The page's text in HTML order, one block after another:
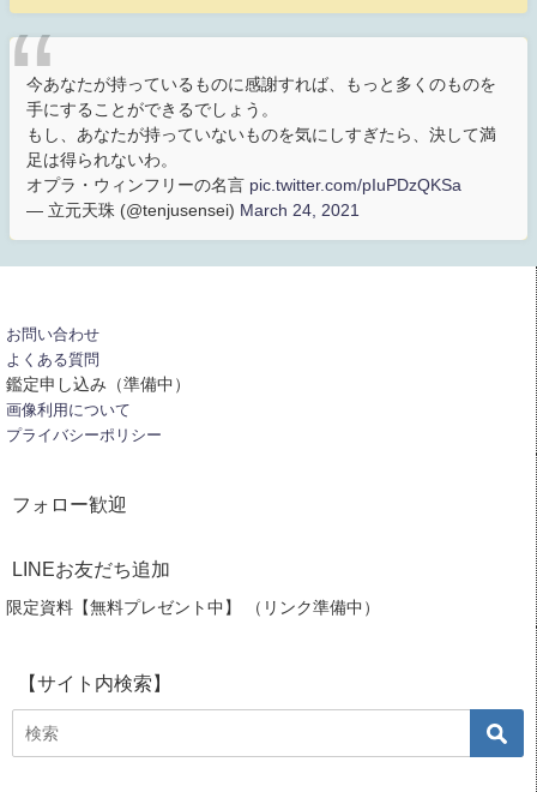
今あなたが持っているものに感謝すれば、もっと多くのものを
手にすることができるでしょう。
もし、あなたが持っていないものを気にしすぎたら、決して満
足は得られないわ。
オプラ・ウィンフリーの名言 pic.twitter.com/pIuPDzQKSa
— 立元天珠 (@tenjusensei) March 24, 2021
お問い合わせ
よくある質問
鑑定申し込み（準備中）
画像利用について
プライバシーポリシー
フォロー歓迎
LINEお友だち追加
限定資料【無料プレゼント中】 （リンク準備中）
【サイト内検索】